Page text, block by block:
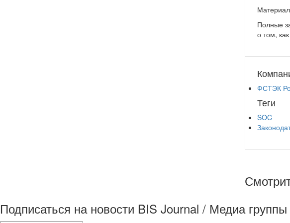
Полные
о том,
ФСТЭК
Теги
SOC
Подписаться на новости BIS Journal / Медиа